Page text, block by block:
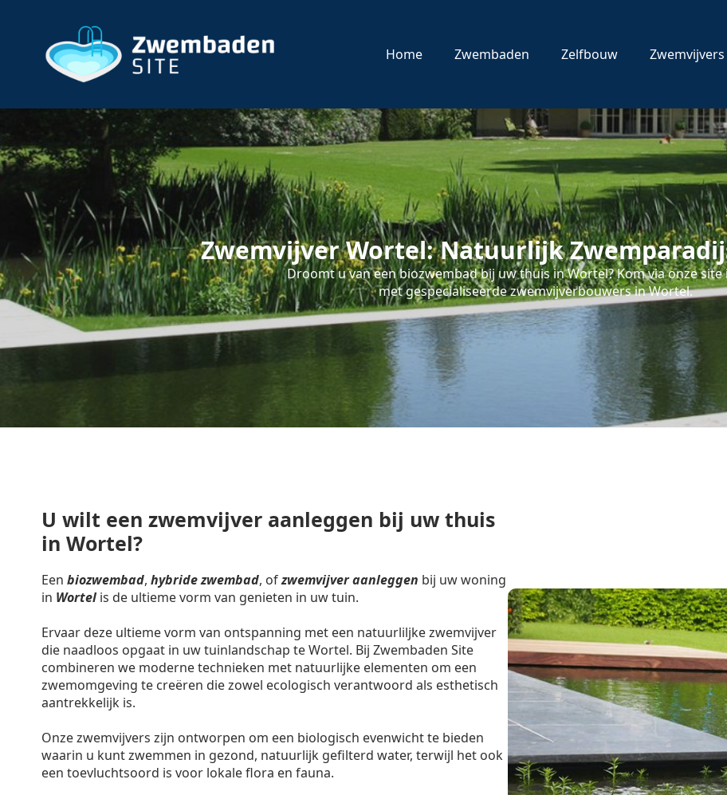
Home Zwembaden Zelfbouw Zwemvijvers
Zwemvijver Wortel: Natuurlijk
Droomt u van een biozwembad bij uw thuis in Wortel? Kom via onze site
met gespecialiseerde zwemvijverbouwers in Wortel.
U wilt een zwemvijver aanleggen bij uw thuis
in Wortel?
Een biozwembad, hybride zwembad, ofzwemvijver aanleggen bij uw woning
in Wortel is de ultieme vorm van genieten in uw tuin.
Ervaar deze ultieme vorm van ontspanning met een natuurliljke zwemvijver
die naadloos opgaat in uw tuinlandschap te Wortel. Bij Zwembaden Site
combineren we moderne technieken met natuurlijke elementen om een
zwemomgeving te creëren die zowel ecologisch verantwoord als esthetisch
aantrekkelijk is.
Onze zwemvijvers zijn ontworpen om een biologisch evenwicht te bieden
waarin u kunt zwemmen in gezond, natuurlijk gefilterd water, terwijl het ook
een toevluchtsoord is voor lokale flora en fauna.